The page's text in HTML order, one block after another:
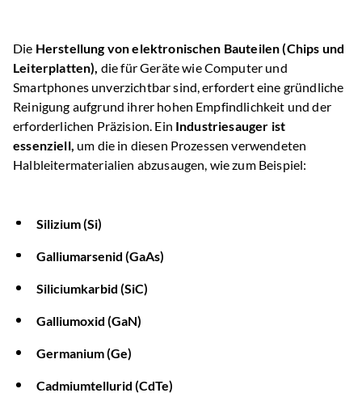
Die Herstellung von elektronischen Bauteilen (Chips und
Leiterplatten), die für Geräte wie Computer und
Smartphones unverzichtbar sind, erfordert eine gründliche
Reinigung aufgrund ihrer hohen Empfindlichkeit und der
erforderlichen Präzision. Ein Industriesauger ist
essenziell, um die in diesen Prozessen verwendeten
Halbleitermaterialien abzusaugen, wie zum Beispiel:
Silizium (Si)
Galliumarsenid (GaAs)
Siliciumkarbid (SiC)
Galliumoxid (GaN)
Germanium (Ge)
Cadmiumtellurid (CdTe)